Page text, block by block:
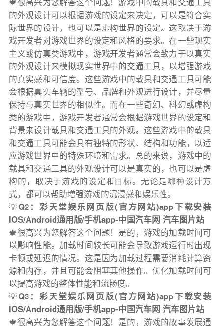
的外观设计可以根据游戏的设定来决定，可以是符合实
际世界的设计，也可以是虚构世界的设定。这取决于游
戏开发者对游戏世界的设定和风格的要求。在一些现实
主义或仿真类游戏中，游戏开发者通常会致力于以真实
的外观设计来模拟现实世界中的交通工具，以增强游戏
的真实感和可信度。这些游戏中的载具和交通工具可能
会根据真实车辆的型号、品牌和外观进行设计，并尽量
保持与真实世界的相似性。而在一些奇幻、科幻或虚构
类的游戏中，游戏开发者通常会根据游戏世界的设定和
背景来设计载具和交通工具的外观。这些游戏中的载具
和交通工具可能会具有独特的形状、结构和功能，以适
应游戏世界中的特殊环境和需求。总的来说，游戏中的
载具和交通工具的外观设计可以是真实的，也可以是虚
构的，取决于游戏的设定和目标。无论是哪种设计方
式，都可以帮助增强游戏的沉浸感和娱乐性。
💡Q2：彩天堂娱乐网页版(官方网站)app下载安装
IOS/Android通用版/手机app-中国汽车网 汽车图片站
🍁很高兴为您解答这个问题！是的，游戏的加载时间可
以影响性能。加载时间较长可能会导致游戏运行时出现
卡顿或延迟的情况。这是因为加载过程需要消耗计算资
源和内存，并且可能会阻塞其他操作。优化加载时间可
以提高游戏的整体性能和流畅度。
💡Q3：彩天堂娱乐网页版(官方网站)app下载安装
IOS/Android通用版/手机app-中国汽车网 汽车图片站
🍁很高兴为您解答这个问题！是的，游戏的故事发展通